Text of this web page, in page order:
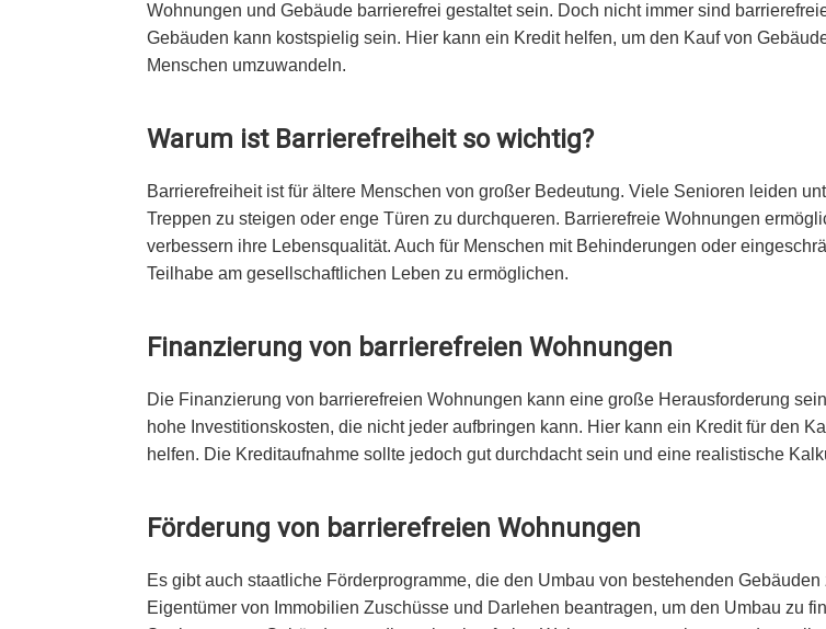
Wohnungen und Gebäude barrierefrei gestaltet sein. Doch nicht immer sind
Gebäuden kann kostspielig sein. Hier kann ein Kredit helfen, um den Kauf von
Menschen umzuwandeln.
Warum ist Barrierefreiheit so wichtig?
Barrierefreiheit ist für ältere Menschen von großer Bedeutung. Viele Senioren leiden
Treppen zu steigen oder enge Türen zu durchqueren. Barrierefreie Wohnungen
verbessern ihre Lebensqualität. Auch für Menschen mit Behinderungen oder
Teilhabe am gesellschaftlichen Leben zu ermöglichen.
Finanzierung von barrierefreien Wohnungen
Die Finanzierung von barrierefreien Wohnungen kann eine große Herausforderung
hohe Investitionskosten, die nicht jeder aufbringen kann. Hier kann ein Kredit für den
helfen. Die Kreditaufnahme sollte jedoch gut durchdacht sein und eine realistische
Förderung von barrierefreien Wohnungen
Es gibt auch staatliche Förderprogramme, die den Umbau von bestehenden
Eigentümer von Immobilien Zuschüsse und Darlehen beantragen, um den Umbau zu